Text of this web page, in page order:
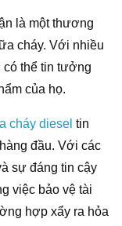
là một thương
cháy. Với nhiều
có thể tin tưởng
của họ.
cháy diesel tin
đầu. Với các
sự đáng tin cậy
việc bảo vệ tài
hợp xẩy ra hỏa